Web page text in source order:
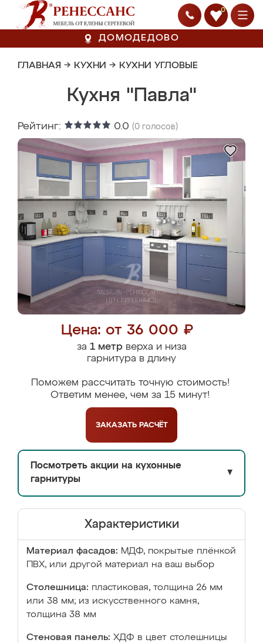
0
ДОМОДЕДОВО
ГЛАВНАЯ → КУХНИ → КУХНИ УГЛОВЫЕ
Кухня "Павла"
Рейтинг: 0.0 (0 голосов)
Цена: от 36 000 ₽
за 1 метрверха и низа
гарнитура в длину
Поможем рассчитать точную стоимость!
Ответим менее, чем за 15 минут!
ЗАКАЗАТЬ РАСЧЁТ
Посмотреть акции на кухонные
гарнитуры
▼
Характеристики
Материал фасадов: МДФ, покрытые плёнкой
ПВХ, или другой материал на ваш выбор
Столешница: пластиковая, толщина 26 мм
или 38 мм; из искусственного камня,
толщина 38 мм
Стеновая панель: ХДФ в цвет столешницы